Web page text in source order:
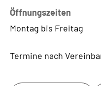
Öffnungszeiten
Montag bis Freitag
Termine nach